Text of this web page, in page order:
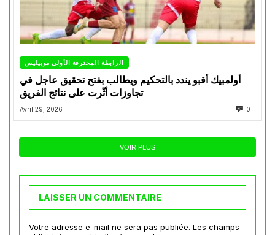
الرابطة المحترفة الأولى موبيليس
أولمبيك أقبو يندد بالتحكيم ويطالب بفتح تحقيق عاجل في
تجاوزات أثّرت على نتائج الفريق
Avril 29, 2026 0
VOIR PLUS
LAISSER UN COMMENTAIRE
Votre adresse e-mail ne sera pas publiée. Les champs